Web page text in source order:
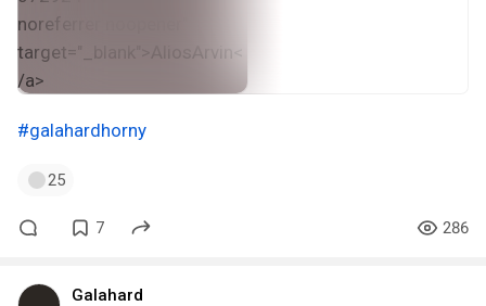
#galahardhorny
25
7 286
Galahard